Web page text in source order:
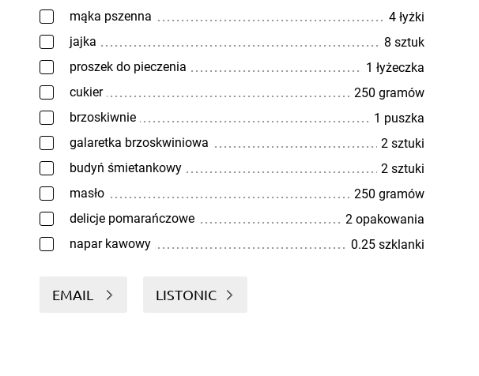
mąka pszenna
4 łyżki
jajka
8 sztuk
proszek do pieczenia
1 łyżeczka
cukier
250 gramów
brzoskiwnie
1 puszka
galaretka brzoskwiniowa
2 sztuki
budyń śmietankowy
2 sztuki
masło
250 gramów
delicje pomarańczowe
2 opakowania
napar kawowy
0.25 szklanki
EMAIL LISTONIC